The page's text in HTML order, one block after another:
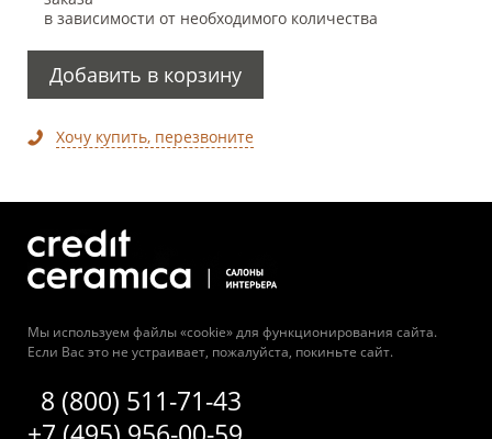
в зависимости от необходимого количества
Добавить в корзину
Хочу купить, перезвоните
Мы используем файлы «cookie» для функционирования сайта.
Если Вас это не устраивает, пожалуйста, покиньте сайт.
8 (800) 511-71-43